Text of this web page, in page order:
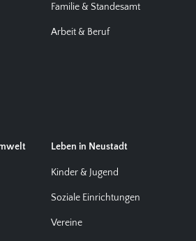
Familie & Standesamt
Arbeit & Beruf
Leben in Neustadt
Kinder & Jugend
Soziale Einrichtungen
Vereine